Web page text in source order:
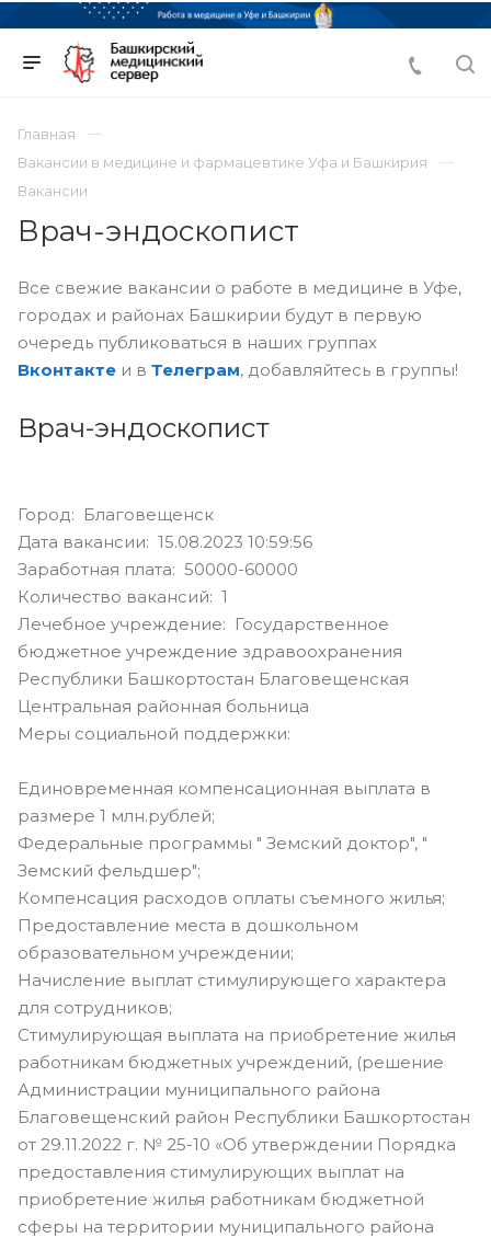
Главная
Вакансии в медицине и фармацевтике Уфа и Башкирия
Вакансии
Врач-эндоскопист
Все свежие вакансии о работе в медицине в Уфе,
городах и районах Башкирии будут в первую
очередь публиковаться в наших группах
Вконтакте и в Телеграм, добавляйтесь в группы!
Врач-эндоскопист
Город: Благовещенск
Дата вакансии: 15.08.2023 10:59:56
Заработная плата: 50000-60000
Количество вакансий: 1
Лечебное учреждение: Государственное
бюджетное учреждение здравоохранения
Республики Башкортостан Благовещенская
Центральная районная больница
Меры социальной поддержки:
Единовременная компенсационная выплата в
размере 1 млн.рублей;
Федеральные программы " Земский доктор", "
Земский фельдшер";
Компенсация расходов оплаты съемного жилья;
Предоставление места в дошкольном
образовательном учреждении;
Начисление выплат стимулирующего характера
для сотрудников;
Стимулирующая выплата на приобретение жилья
работникам бюджетных учреждений, (решение
Администрации муниципального района
Благовещенский район Республики Башкортостан
от 29.11.2022 г. № 25-10 «Об утверждении Порядка
предоставления стимулирующих выплат на
приобретение жилья работникам бюджетной
сферы на территории муниципального района